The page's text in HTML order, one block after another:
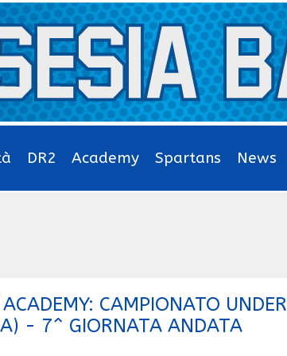
DR2 Academy Spartans News
CAMPIONATO UNDER
A) - 7^ GIORNATA ANDATA